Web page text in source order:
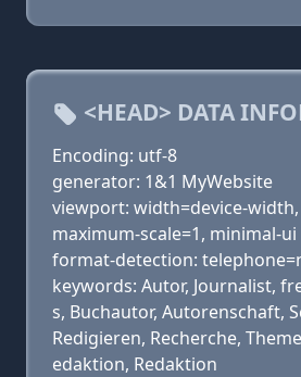
<HEAD> DATA
Encoding: utf-8
generator: 1&1 MyWebsite
viewport: width=device-width,
maximum-scale=1, minimal-ui
format-detection:
keywords: Autor, Journalist,
s, Buchautor, Autorenschaft,
Redigieren, Recherche,
edaktion, Redaktion